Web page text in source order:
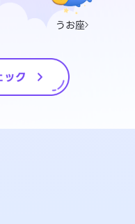
うお座